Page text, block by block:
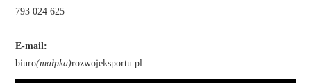
793 024 625
E-mail:
biuro(małpka)rozwojeksportu.pl